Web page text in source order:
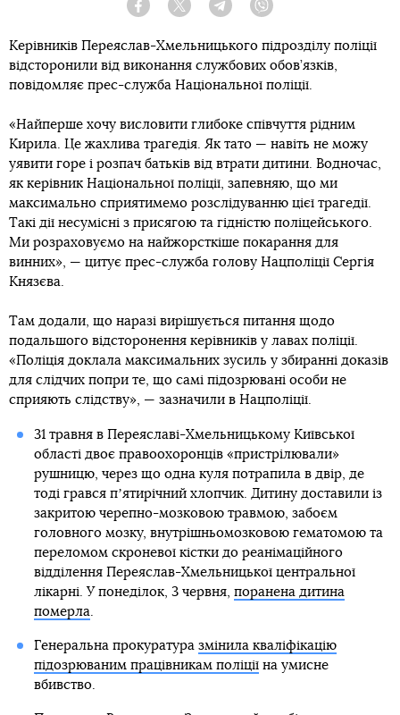
Facebook Twitter Telegram
Керівників Переяслав-Хмельницького підрозділу поліції
відсторонили від виконання службових обов’язків,
повідомляє прес-служба Національної поліції.
«Найперше хочу висловити глибоке співчуття рідним
Кирила. Це жахлива трагедія. Як тато — навіть не можу
уявити горе і розпач батьків від втрати дитини. Водночас,
як керівник Національної поліції, запевняю, що ми
максимально сприятимемо розслідуванню цієї трагедії.
Такі дії несумісні з присягою та гідністю поліцейського.
Ми розраховуємо на найжорсткіше покарання для
винних», — цитує прес-служба голову Нацполіції Сергія
Князєва.
Там додали, що наразі вирішується питання щодо
подальшого відсторонення керівників у лавах поліції.
«Поліція доклала максимальних зусиль у збиранні доказів
для слідчих попри те, що самі підозрювані особи не
сприяють слідству», — зазначили в Нацполіції.
31 травня в Переяславі-Хмельницькому Київської
області двоє правоохоронців «пристрілювали»
рушницю, через що одна куля потрапила в двір, де
тоді грався пʼятирічний хлопчик. Дитину доставили із
закритою черепно-мозковою травмою, забоєм
головного мозку, внутрішньомозковою гематомою та
переломом скроневої кістки до реанімаційного
відділення Переяслав-Хмельницької центральної
лікарні. У понеділок, 3 червня, поранена дитина
померла.
Генеральна прокуратура змінила кваліфікацію
підозрюваним працівникам поліціїна умисне
вбивство.